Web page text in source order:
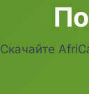
Скачайте